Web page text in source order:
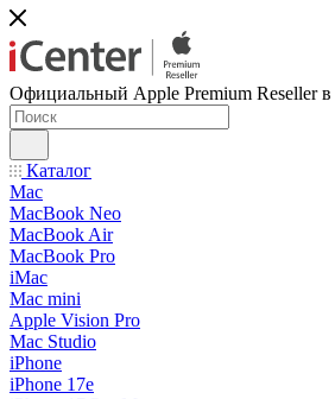
Официальный Apple Premium Reseller
Каталог
Mac
MacBook Neo
MacBook Air
MacBook Pro
iMac
Mac mini
Apple Vision Pro
Mac Studio
iPhone
iPhone 17e